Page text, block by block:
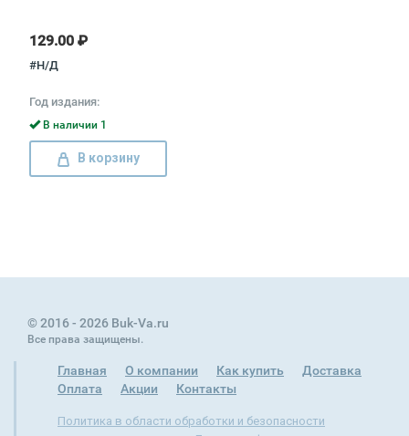
129.00 ₽
#Н/Д
Год издания:
В наличии 1
В корзину
© 2016 - 2026 Buk-Va.ru
Все права защищены.
Главная О компании Как купить
Доставка
Оплата
Акции Контакты
Политика в области обработки и безопасности